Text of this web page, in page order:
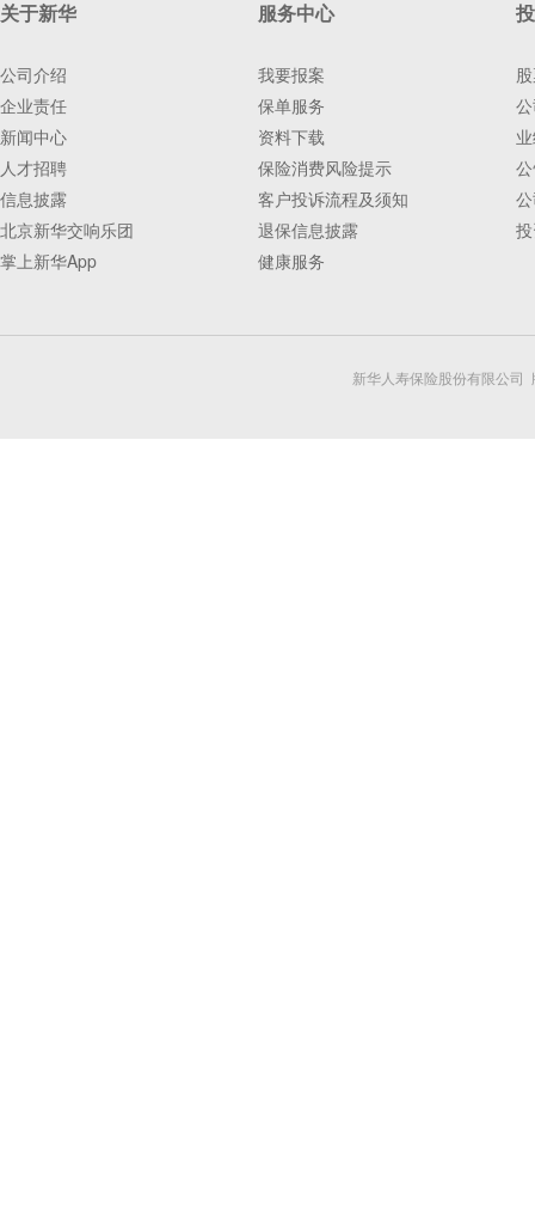
关于新华
公司介绍
企业责任
新闻中心
人才招聘
信息披露
北京新华交响乐团
掌上新华App
服务中心
我要报案
保单服务
资料下载
保险消费风险提示
客户投诉流程及须知
退保信息披露
健康服务
新华人寿保险股份有限公